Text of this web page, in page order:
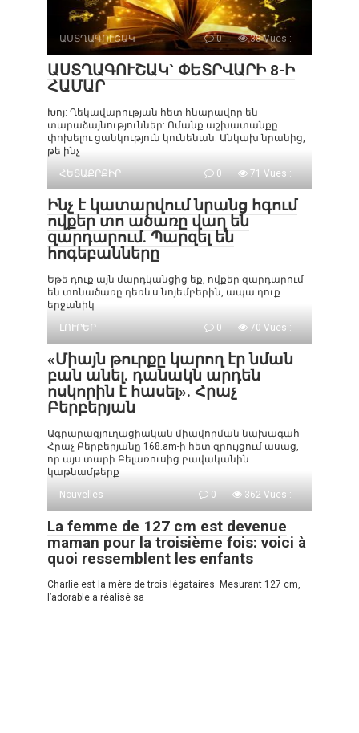
ԱՍՏՂԱԳՈՒՇԱԿ 0 38 Vues :
ԱՍՏՂԱԳՈՒՇԱԿ` ՓԵՏՐՎԱՐԻ 8-Ի
ՀԱՄԱՐ
Խոյ: Ղեկավարության հետ հնարավոր են
տարաձայնություններ: Ոմանք աշխատանքը
փոխելու ցանկություն կունենան: Անկախ նրանից,
թե ինչ
ՀԵՏԱՔՐՔԻՐ
0 71 Vues :
Ինչ է կատարվում նրանց հգում
ովքեր տո ածառը վաղ են
զարդարում. Պարզել են
հոգեբանները
Եթե դուք այն մարդկանցից եք, ովքեր զարդարում
են տոնածառը դեռևս նոյեմբերին, ապա դուք
երջանիկ
ԼՈՒՐԵՐ
0 70 Vues :
«Միայն թուրքը կարող էր նման
բան անել. դանակն արդեն
ոսկորին է հասել». Հրաչ
Բերբերյան
Ագրարագյուղացիական միավորման նախագահ
Հրաչ Բերբերյանը 168.am-ի հետ զրույցում ասաց,
որ այս տարի Բելառուսից բավականին
կաթնամթերք
Nouvelles
0 362 Vues :
La femme de 127 cm est devenue
maman pour la troisième fois: voici à
quoi ressemblent les enfants
Charlie est la mère de trois légataires. Mesurant 127 cm,
l’adorable a réalisé sa